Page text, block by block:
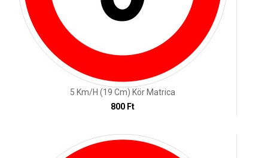
5 Km/h (19 Cm) Kör Matrica
800 Ft